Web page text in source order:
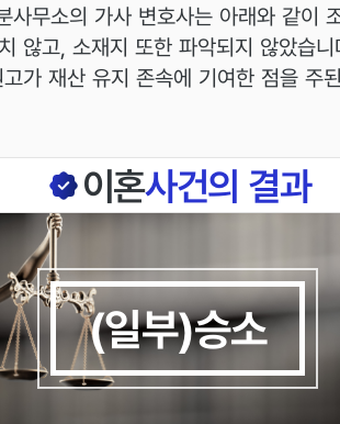
사무소의 가사 변호사는 아래와 같이
않고, 소재지 또한 파악되지 않았습
가 재산 유지 존속에 기여한 점을 주
이혼사건의 결과
(일부)승소